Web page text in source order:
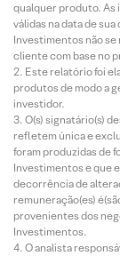
qualquer produto. As
válidas na data de
Investimentos não
cliente com base no
Este relatório foi
produtos de modo a
investidor.
O(s) signatário(s)
refletem única e
foram produzidas de
Investimentos e que
decorrência de
remuneração(es)
provenientes dos
Investimentos.
O analista